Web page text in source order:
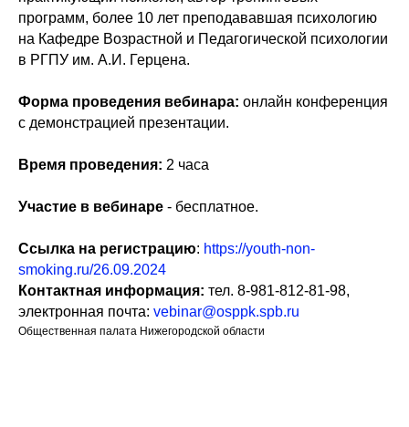
программ, более 10 лет преподававшая психологию
на Кафедре Возрастной и Педагогической психологии
в РГПУ им. А.И. Герцена.
Форма проведения вебинара: онлайн конференция
с демонстрацией презентации.
Время проведения: 2 часа
Участие в вебинаре - бесплатное.
Ссылка на регистрацию: https://youth-non-
smoking.ru/26.09.2024
Контактная информация: тел. 8-981-812-81-98,
электронная почта: vebinar@osppk.spb.ru
Общественная палата Нижегородской области